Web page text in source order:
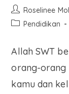
Roselinee
Pendidikan
Allah SWT
orang-orang
kamu dan